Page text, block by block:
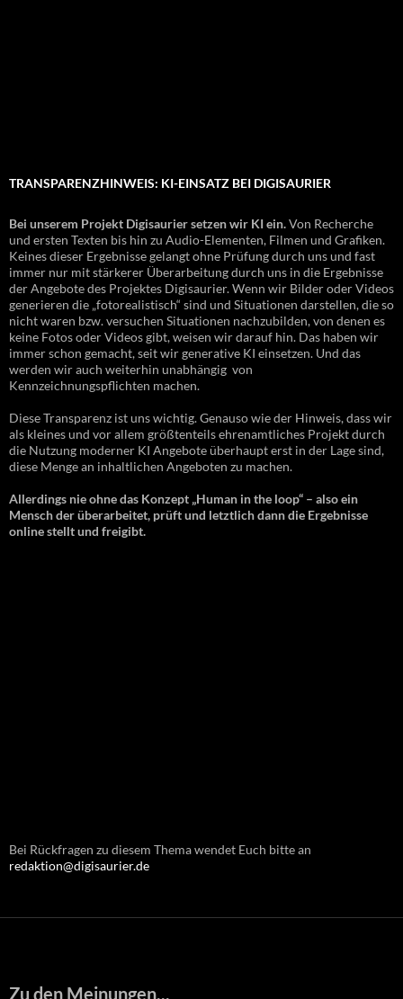
TRANSPARENZHINWEIS: KI-EINSATZ BEI DIGISAURIER
Bei unserem Projekt Digisaurier setzen wir KI ein.Von Recherche
und ersten Texten bis hin zu Audio-Elementen, Filmen und Grafiken.
Keines dieser Ergebnisse gelangt ohne Prüfung durch uns und fast
immer nur mit stärkerer Überarbeitung durch uns in die Ergebnisse
der Angebote des Projektes Digisaurier. Wenn wir Bilder oder Videos
generieren die „fotorealistisch“ sind und Situationen darstellen, die so
nicht waren bzw. versuchen Situationen nachzubilden, von denen es
keine Fotos oder Videos gibt, weisen wir darauf hin. Das haben wir
immer schon gemacht, seit wir generative KI einsetzen. Und das
werden wir auch weiterhin unabhängig von
Kennzeichnungspflichten machen.
Diese Transparenz ist uns wichtig. Genauso wie der Hinweis, dass wir
als kleines und vor allem größtenteils ehrenamtliches Projekt durch
die Nutzung moderner KI Angebote überhaupt erst in der Lage sind,
diese Menge an inhaltlichen Angeboten zu machen.
Allerdings nie ohne das Konzept „Human in the loop“ – also ein
Mensch der überarbeitet, prüft und letztlich dann die Ergebnisse
online stellt und freigibt.
Bei Rückfragen zu diesem Thema wendet Euch bitte an
redaktion@digisaurier.de
Zu den Meinungen...